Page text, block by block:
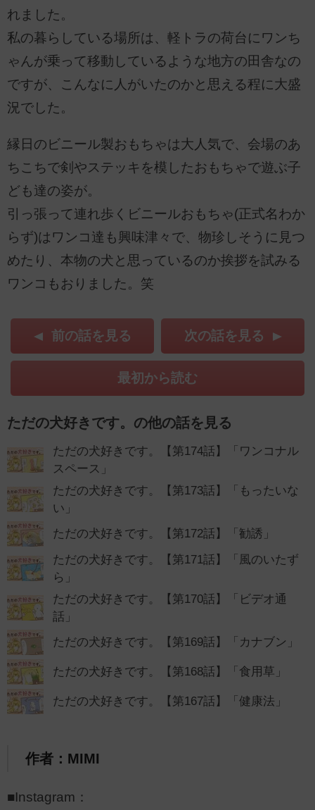
れました。
私の暮らしている場所は、軽トラの荷台にワンち
ゃんが乗って移動しているような地方の田舎なの
ですが、こんなに人がいたのかと思える程に大盛
況でした。
縁日のビニール製おもちゃは大人気で、会場のあ
ちこちで剣やステッキを模したおもちゃで遊ぶ子
ども達の姿が。
引っ張って連れ歩くビニールおもちゃ(正式名わか
らず)はワンコ達も興味津々で、物珍しそうに見つ
めたり、本物の犬と思っているのか挨拶を試みる
ワンコもおりました。笑
前の話を見る 次の話を見る
最初から読む
ただの犬好きです。の他の話を見る
ただの犬好きです。【第174話】「ワンコナル
スペース」
ただの犬好きです。【第173話】「もったいな
い」
ただの犬好きです。【第172話】「勧誘」
ただの犬好きです。【第171話】「風のいたず
ら」
ただの犬好きです。【第170話】「ビデオ通
話」
ただの犬好きです。【第169話】「カナブン」
ただの犬好きです。【第168話】「食用草」
ただの犬好きです。【第167話】「健康法」
作者：MIMI
■Instagram：